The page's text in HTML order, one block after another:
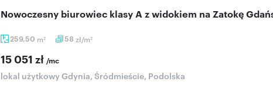
259,50 m2 58 zł/m2
Nowoczesny biurowiec klasy A z widokiem na Zatokę
15 051 zł /mc
lokal użytkowy Gdynia, Śródmieście, Podolska